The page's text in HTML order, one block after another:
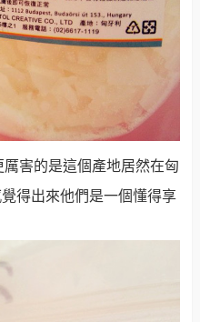
害的是這個產地居然在匈
得出來他們是一個懂得享